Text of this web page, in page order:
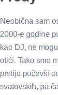
Neobična sam
2000-e godine
kao DJ, ne
otići. Tako smo
prstiju počevši
svatovskih, pa